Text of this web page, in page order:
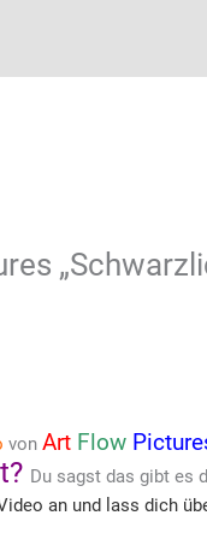
vonArt Flow
Du sagst das gibt es
an und lass dich